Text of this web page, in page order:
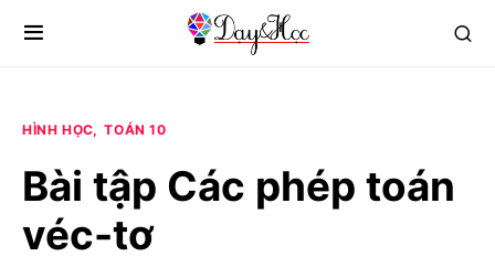
HÌNH HỌC TOÁN 10
Bài tập Các phép toán
véc-tơ